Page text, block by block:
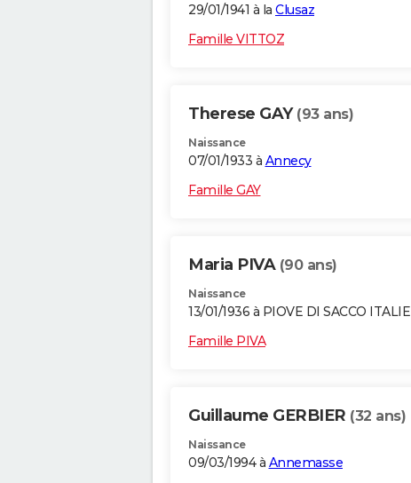
29/01/1941 à la Clusaz
Famille VITTOZ
Therese GAY (93 ans)
Naissance
07/01/1933 à Annecy
Famille GAY
Maria PIVA (90 ans)
Naissance
13/01/1936 à PIOVE DI SACCO ITALIE
Famille PIVA
Guillaume GERBIER (32 ans)
Naissance
09/03/1994 à Annemasse